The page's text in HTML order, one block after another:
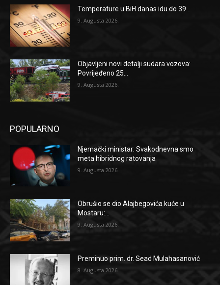
Temperature u BiH danas idu do 39...
9. Augusta 2026.
Objavljeni novi detalji sudara vozova:
Povrijeđeno 25...
9. Augusta 2026.
POPULARNO
Njemački ministar: Svakodnevna smo
meta hibridnog ratovanja
9. Augusta 2026.
Obrušio se dio Alajbegovića kuće u
Mostaru:...
9. Augusta 2026.
Preminuo prim. dr. Sead Mulahasanović
8. Augusta 2026.